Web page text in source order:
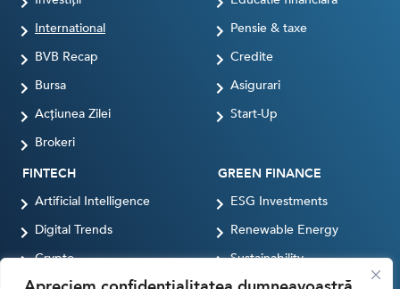
International
BVB Recap
Bursa
Acțiunea Zilei
Brokeri
Pensie & taxe
Credite
Asigurari
Start-Up
FINTECH
Artificial Intelligence
Digital Trends
Crypto
GREEN FINANCE
ESG Investments
Renewable Energy
Sustainability